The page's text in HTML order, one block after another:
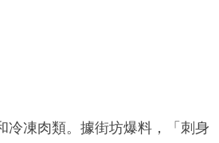
冷凍肉類。據街坊爆料，「刺身